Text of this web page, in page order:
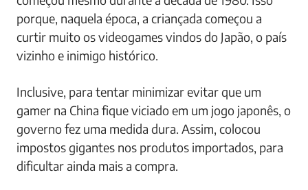
porque, naquela época, a criançada começou a
curtir muito os videogames vindos do Japão, o país
vizinho e inimigo histórico.
Inclusive, para tentar minimizar evitar que um
gamer na China fique viciado em um jogo japonês, o
governo fez uma medida dura. Assim, colocou
impostos gigantes nos produtos importados, para
dificultar ainda mais a compra.